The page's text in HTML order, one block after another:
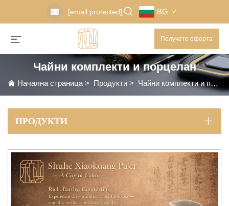
[email protected] BG
Получете оферта
Чайни комплекти и порцелан
Начална страница > Продукти > Чайни комплекти и порцелан
ПРОДУКТИ